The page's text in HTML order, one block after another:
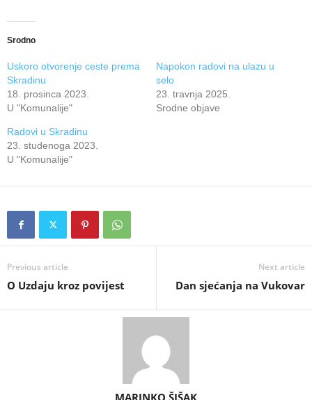
Srodno
Uskoro otvorenje ceste prema
Skradinu
18. prosinca 2023.
U "Komunalije"
Napokon radovi na ulazu u
selo
23. travnja 2025.
Srodne objave
Radovi u Skradinu
23. studenoga 2023.
U "Komunalije"
Previous article
O Uzdaju kroz povijest
Next article
Dan sjećanja na Vukovar